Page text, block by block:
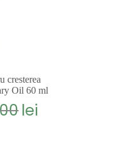
cresterea
Oil 60 ml
lei